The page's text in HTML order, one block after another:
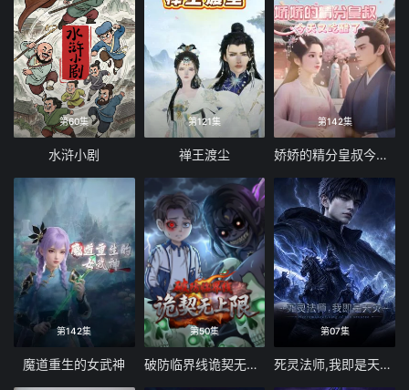
第60集
水浒小剧
第121集
禅王渡尘
第142集
娇娇的精分皇叔今天又吃醋了
第142集
魔道重生的女武神
第50集
破防临界线诡契无上限
第07集
死灵法师,我即是天灾(2026)